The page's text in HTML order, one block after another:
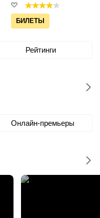
Рейтинги
БИЛЕТЫ
Онлайн-премьеры